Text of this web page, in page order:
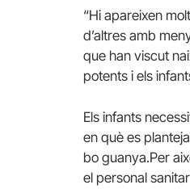
“Hi apareixen
d’altres amb
que han viscut
potents i els
Els infants
en què es
bo guanya.Per
el personal